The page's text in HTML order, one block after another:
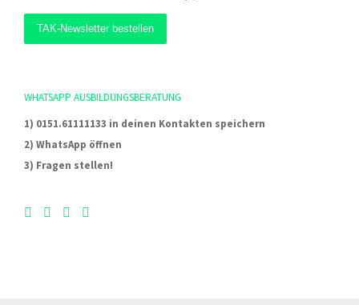
WHATSAPP AUSBILDUNGSBERATUNG
1) 0151.61111133 in deinen Kontakten speichern
2) WhatsApp öffnen
3) Fragen stellen!